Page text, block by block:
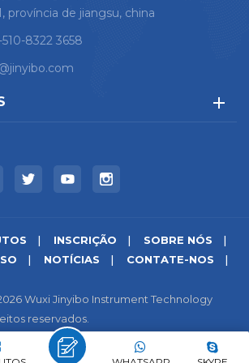
vácuo em tempo real.
Análise de baixíssimo teor
província de jiangsu, china
8322 3658
INSCRIÇÃO
SOBRE NÓS
NOTÍCIAS
CONTATE-NOS
Wuxi Jinyibo Instrument Technology
reservados.
política de Privacidade
|
苏ICP备18046951号-1